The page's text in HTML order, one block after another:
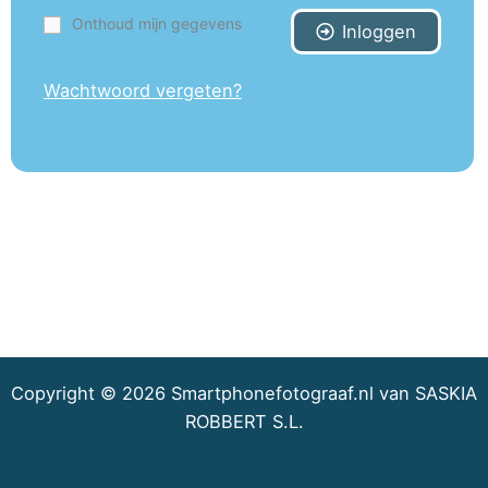
Onthoud mijn gegevens Inloggen
Wachtwoord vergeten?
Copyright © 2026 Smartphonefotograaf.nl van SASKIA
ROBBERT S.L.